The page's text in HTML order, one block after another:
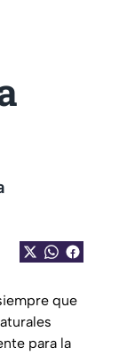
que
para la